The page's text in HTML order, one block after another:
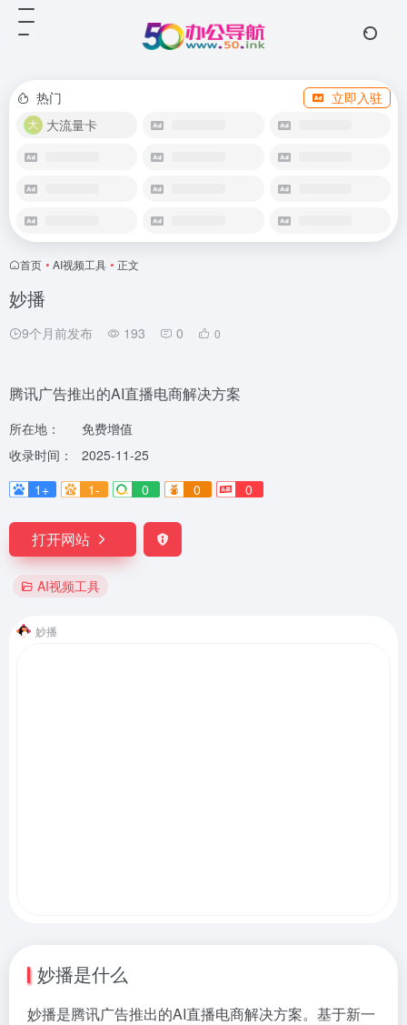
热门
立即入驻
大流量卡
首页 • AI视频工具 • 正文
妙播
9个月前发布 193 0 0
腾讯广告推出的AI直播电商解决方案
所在地：
免费增值
收录时间：
2025-11-25
1+
1- 0 0 0
打开网站
AI视频工具
妙播
妙播是什么
妙播是腾讯广告推出的AI直播电商解决方案。基于新一